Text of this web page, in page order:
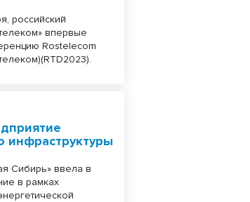
российский
впервые
Rostelecom
инфраструктуры
Сибирь» ввела в
в рамках